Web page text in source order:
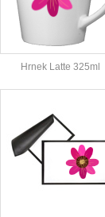
Hrnek Latte 325ml